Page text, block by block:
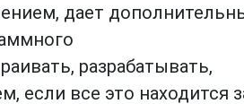
дает
разрабатывать,
если все это находится